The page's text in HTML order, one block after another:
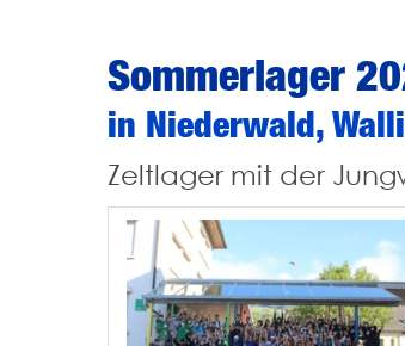
Sommerlager
in Niederwald,
Zeltlager mit der